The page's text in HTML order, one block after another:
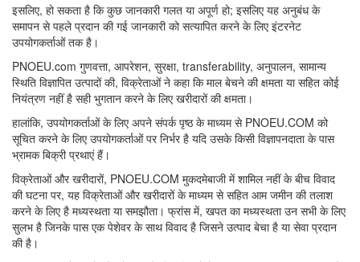
इसलिए, हो सकता है कि कुछ जानकारी गलत या अपूर्ण हो; इसलिए यह अनुबंध के
समापन से पहले प्रदान की गई जानकारी को सत्यापित करने के लिए इंटरनेट
उपयोगकर्ताओं तक है।
PNOEU.com गुणवत्ता, आपरेशन, सुरक्षा, transferability, अनुपालन, सामान्य
स्थिति विज्ञापित उत्पादों की, विक्रेताओं ने कहा कि माल बेचने की क्षमता या सहित कोई
नियंत्रण नहीं है सही भुगतान करने के लिए खरीदारों की क्षमता।
हालांकि, उपयोगकर्ताओं के लिए अपने संपर्क पृष्ठ के माध्यम से PNOEU.COM को
सूचित करने के लिए उपयोगकर्ताओं पर निर्भर है यदि उसके किसी विज्ञापनदाता के पास
भ्रामक बिक्री प्रथाएं हैं।
विक्रेताओं और खरीदारों, PNOEU.COM मुकदमेबाजी में शामिल नहीं के बीच विवाद
की घटना पर, यह विक्रेताओं और खरीदारों के माध्यम से सहित आम जमीन की तलाश
करने के लिए है मध्यस्थता या समझौता। फ्रांस में, खपत का मध्यस्थता उन सभी के लिए
सुलभ है जिनके पास एक पेशेवर के साथ विवाद है जिसने उत्पाद बेचा है या सेवा प्रदान
की है।